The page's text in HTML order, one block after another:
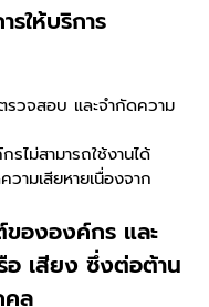
ให้บริการ
วจสอบ และจำกัดความ
ไม่สามารถใช้งานได้
ามเสียหายเนื่องจาก
ต์ขององค์กร และ
อ เสียง ซึ่งต่อต้าน
คล